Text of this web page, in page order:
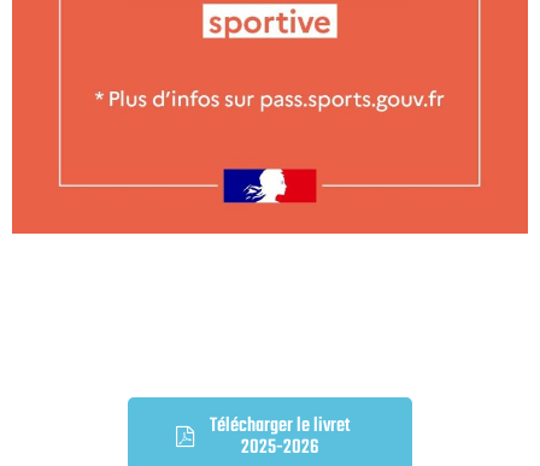
Télécharger le livret
2025-2026